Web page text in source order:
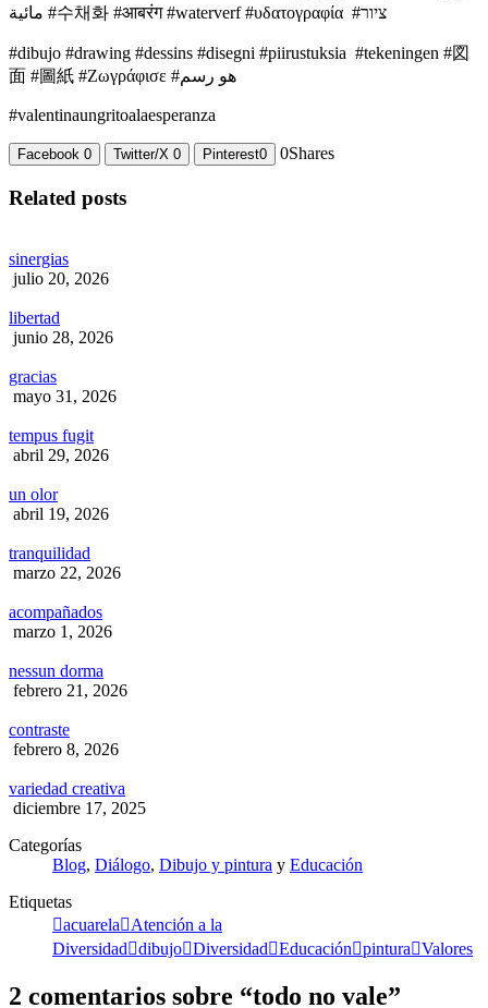
#dibujo #drawing #dessins #disegni #piirustuksia #tekeningen #図
#valentinaungritoalaesperanza
Facebook 0 Twitter/X 0 Pinterest0 0Shares
Related posts
sinergias
julio 20, 2026
libertad
junio 28, 2026
gracias
mayo 31, 2026
tempus fugit
abril 29, 2026
un olor
abril 19, 2026
tranquilidad
marzo 22, 2026
acompañados
marzo 1, 2026
nessun dorma
febrero 21, 2026
contraste
febrero 8, 2026
variedad creativa
diciembre 17, 2025
Categorías
Blog, Diálogo, Dibujo y pintura y Educación
Etiquetas
acuarela
Atención a la
Diversidad
dibujo Diversidad Educación pintura Valores
2 comentarios sobre “todo no vale”